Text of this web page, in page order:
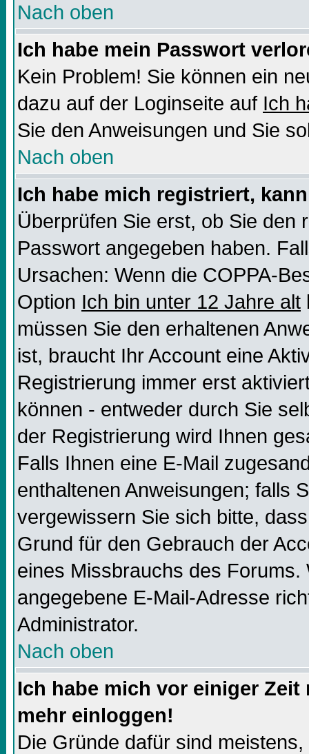
Nach oben
Ich habe mein Passwort
Kein Problem! Sie können ein
dazu auf der Loginseite auf Ich
Sie den Anweisungen und Sie
Nach oben
Ich habe mich registriert,
Überprüfen Sie erst, ob Sie den
Passwort angegeben haben.
Ursachen: Wenn die COPPA-
Option Ich bin unter 12 Jahre alt
müssen Sie den erhaltenen
ist, braucht Ihr Account eine
Registrierung immer erst
können - entweder durch Sie
der Registrierung wird Ihnen
Falls Ihnen eine E-Mail
enthaltenen Anweisungen; falls
vergewissern Sie sich bitte,
Grund für den Gebrauch der
eines Missbrauchs des
angegebene E-Mail-Adresse
Administrator.
Nach oben
Ich habe mich vor einiger
mehr einloggen!
Die Gründe dafür sind